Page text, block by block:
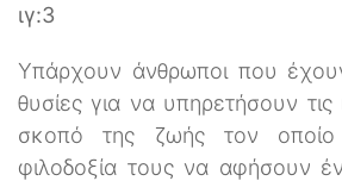
ιγ:3
Υπάρχουν άνθρωποι που
θυσίες για να υπηρετήσουν τις
σκοπό της ζωής τον
φιλοδοξία τους να αφήσουν